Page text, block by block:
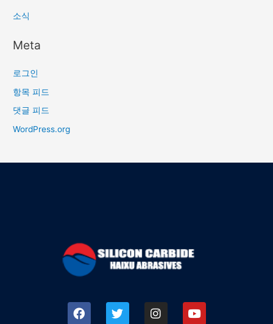
소식
Meta
로그인
항목 피드
댓글 피드
WordPress.org